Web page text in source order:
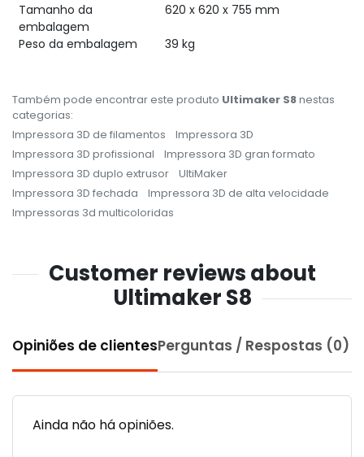
Tamanho da
embalagem
620 x 620 x 755 mm
Peso da embalagem 39 kg
Também pode encontrar este produto Ultimaker S8nestas
categorias:
Impressora 3D de filamentos
Impressora 3D
Impressora 3D profissional
Impressora 3D gran formato
Impressora 3D duplo extrusor
UltiMaker
Impressora 3D fechada
Impressora 3D de alta velocidade
Impressoras 3d multicoloridas
Customer reviews about
Ultimaker S8
Opiniões de clientesPerguntas / Respostas (0)
Ainda não há opiniões.